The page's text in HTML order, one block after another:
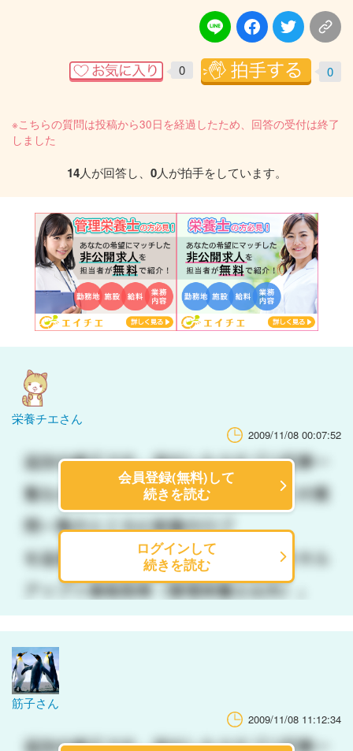
0 0
※こちらの質問は投稿から30日を経過したため、回答の受付は終了
しました
14人が回答し、 0人が拍手をしています。
栄養チエさん
2009/11/08 00:07:52
会員登録(無料)して
続きを読む
ログインして
続きを読む
筋子さん
2009/11/08 11:12:34